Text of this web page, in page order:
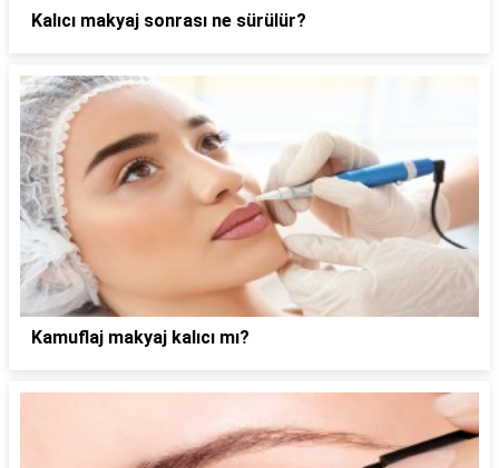
Kalıcı makyaj sonrası ne sürülür?
Kamuflaj makyaj kalıcı mı?